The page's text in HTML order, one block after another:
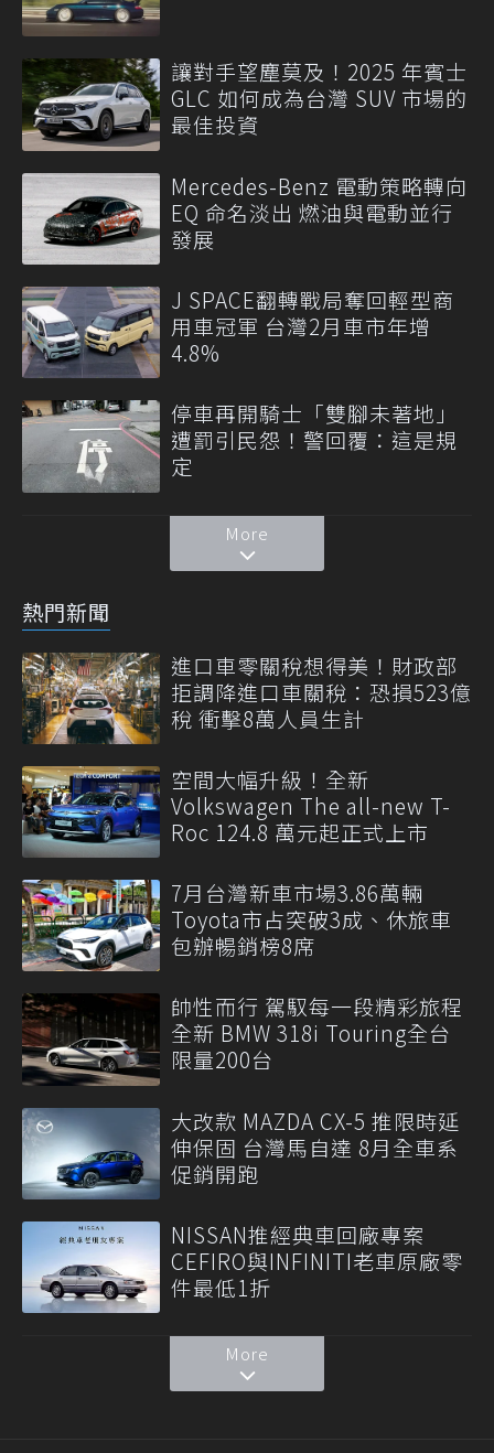
讓對手望塵莫及！2025 年賓士
GLC 如何成為台灣 SUV 市場的
最佳投資
Mercedes-Benz 電動策略轉向
EQ 命名淡出 燃油與電動並行
發展
J SPACE翻轉戰局奪回輕型商
用車冠軍 台灣2月車市年增
4.8%
停車再開騎士「雙腳未著地」
遭罰引民怨！警回覆：這是規
定
More
熱門新聞
進口車零關稅想得美！財政部
拒調降進口車關稅：恐損523億
稅 衝擊8萬人員生計
空間大幅升級！全新
Volkswagen The all-new T-
Roc 124.8 萬元起正式上市
7月台灣新車市場3.86萬輛
Toyota市占突破3成、休旅車
包辦暢銷榜8席
帥性而行 駕馭每一段精彩旅程
全新 BMW 318i Touring全台
限量200台
大改款 MAZDA CX-5 推限時延
伸保固 台灣馬自達 8月全車系
促銷開跑
NISSAN推經典車回廠專案
CEFIRO與INFINITI老車原廠零
件最低1折
More